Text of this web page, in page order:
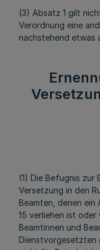
(3) Absatz 1 gilt
Verordnung eine
nachstehend etwas
(1) Die Befugnis zur
Versetzung in den
Beamten, denen ein
15 verliehen ist
Beamtinnen und
Dienstvorgesetzten